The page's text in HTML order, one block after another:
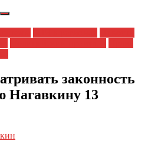
законность
Нагавкину 13